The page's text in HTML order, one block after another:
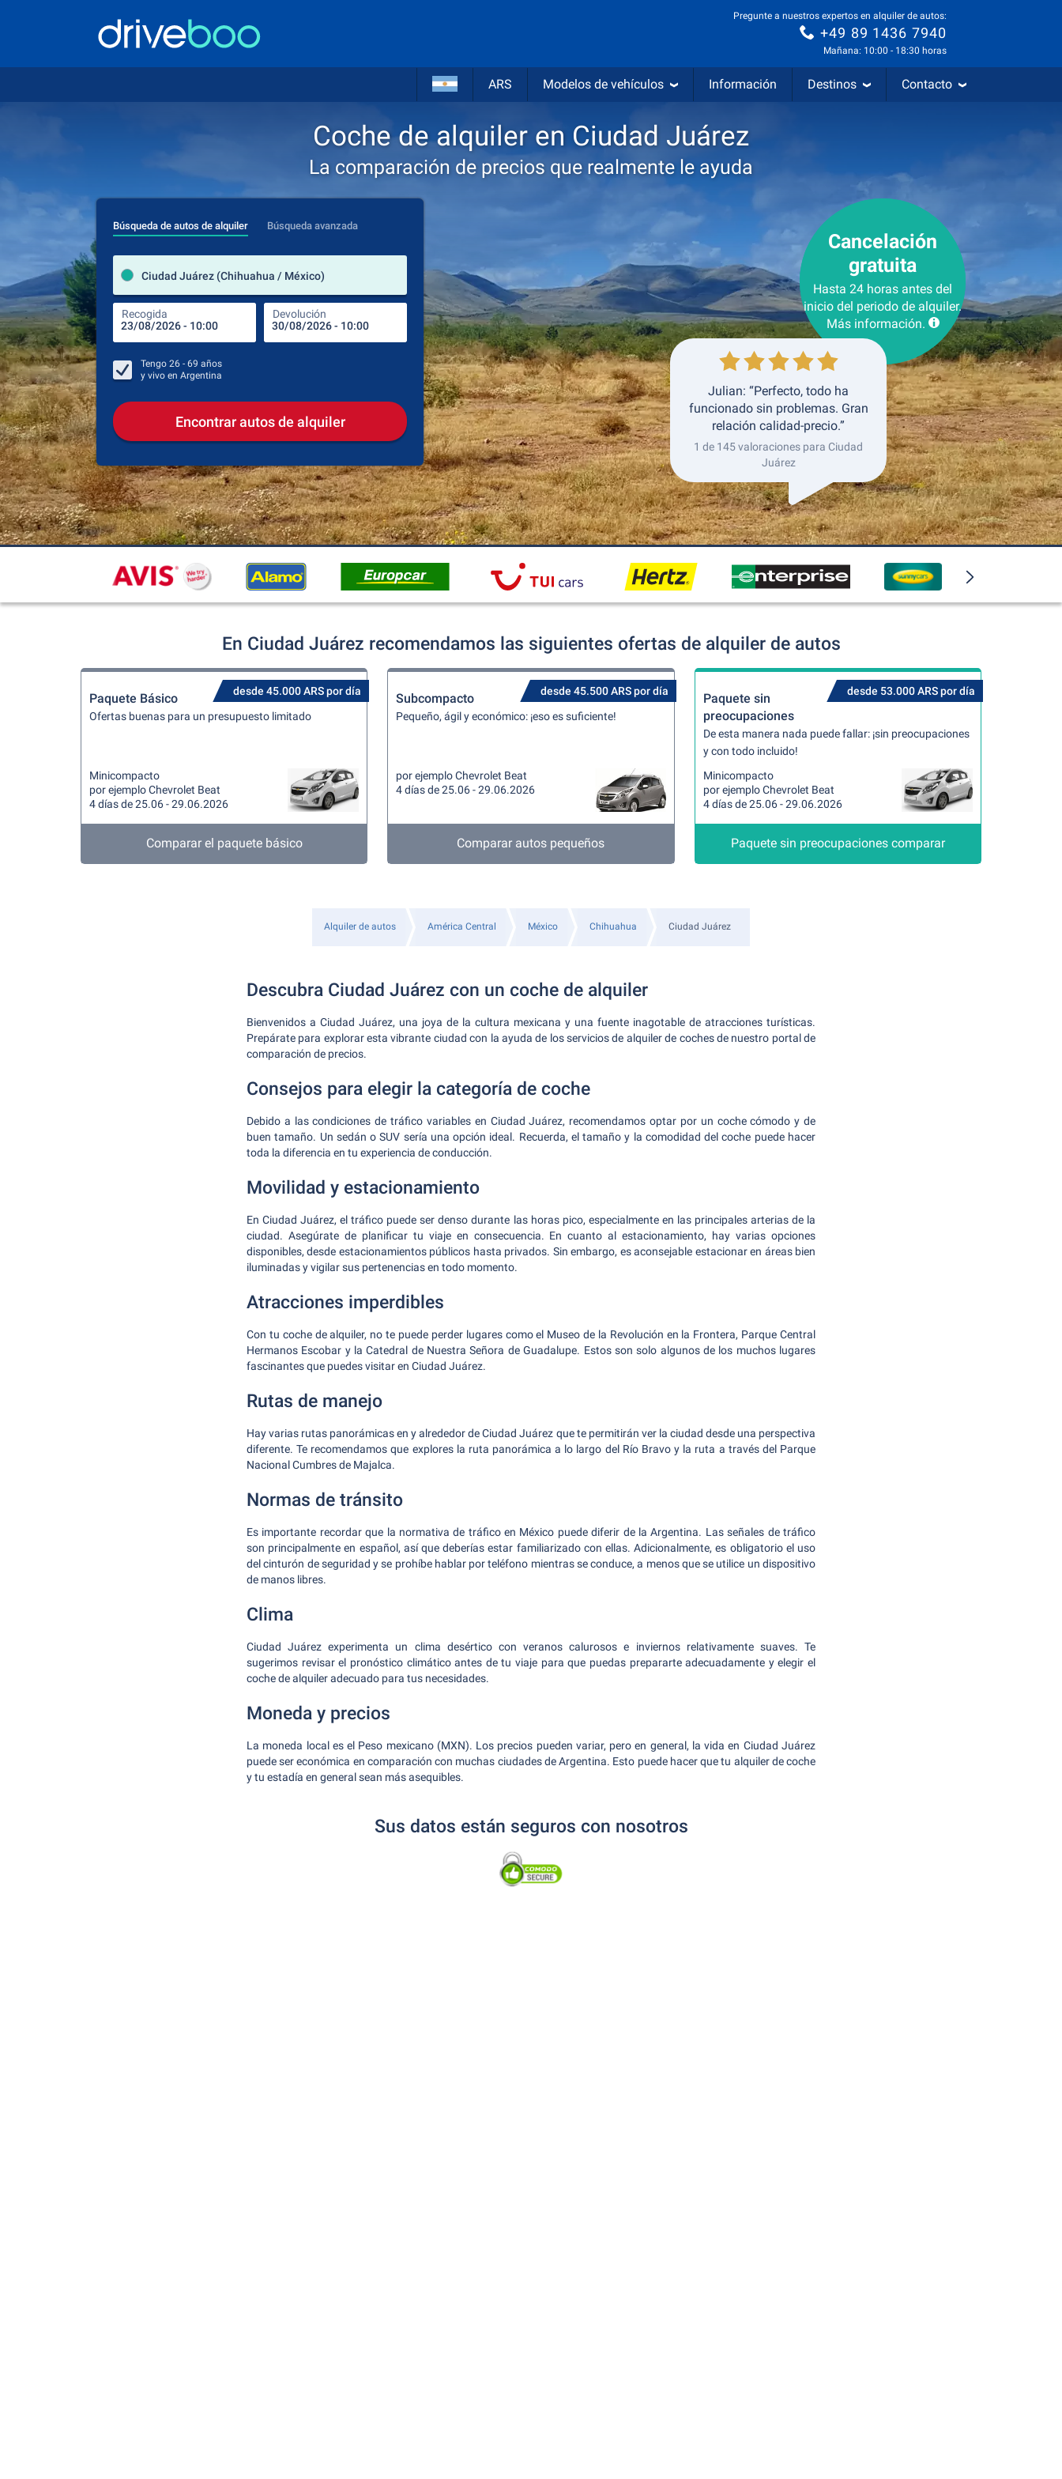
Pregunte a nuestros expertos en alquiler de autos:
+49 89 1436 7940
Mañana: 10:00 - 18:30 horas
ARS Modelos de vehículos Información Destinos Contacto
Coche de alquiler en Ciudad Juárez
La comparación de precios que realmente le ayuda
Búsqueda de autos de alquiler Búsqueda avanzada
Ciudad Juárez (Chihuahua / México)
Recogida Devolución
lugar de alquiler
Lugar de devolución
Recogida Devolución
Tengo 26 - 69 años
y vivo en Argentina
Encontrar autos de alquiler
Cancelación
gratuita
Hasta 24 horas antes del
inicio del periodo de alquiler.
Más información.
Julian: “Perfecto, todo ha
funcionado sin problemas. Gran
relación calidad-precio.”
1 de 145 valoraciones para Ciudad
Juárez
En Ciudad Juárez recomendamos las siguientes ofertas de alquiler de autos
desde 45.000 ARS por día
Paquete Básico
Ofertas buenas para un presupuesto limitado
Minicompacto
por ejemplo Chevrolet Beat
4 días de 25.06 - 29.06.2026
Comparar el paquete básico
desde 45.500 ARS por día
Subcompacto
Pequeño, ágil y económico: ¡eso es suficiente!
por ejemplo Chevrolet Beat
4 días de 25.06 - 29.06.2026
Comparar autos pequeños
desde 53.000 ARS por día
Paquete sin
preocupaciones
De esta manera nada puede fallar: ¡sin preocupaciones
y con todo incluido!
Minicompacto
por ejemplo Chevrolet Beat
4 días de 25.06 - 29.06.2026
Paquete sin preocupaciones comparar
Alquiler de autos América Central México Chihuahua Ciudad Juárez
Descubra Ciudad Juárez con un coche de alquiler
Bienvenidos a Ciudad Juárez, una joya de la cultura mexicana y una fuente inagotable de atracciones turísticas.
Prepárate para explorar esta vibrante ciudad con la ayuda de los servicios de alquiler de coches de nuestro portal de
comparación de precios.
Consejos para elegir la categoría de coche
Debido a las condiciones de tráfico variables en Ciudad Juárez, recomendamos optar por un coche cómodo y de
buen tamaño. Un sedán o SUV sería una opción ideal. Recuerda, el tamaño y la comodidad del coche puede hacer
toda la diferencia en tu experiencia de conducción.
Movilidad y estacionamiento
En Ciudad Juárez, el tráfico puede ser denso durante las horas pico, especialmente en las principales arterias de la
ciudad. Asegúrate de planificar tu viaje en consecuencia. En cuanto al estacionamiento, hay varias opciones
disponibles, desde estacionamientos públicos hasta privados. Sin embargo, es aconsejable estacionar en áreas bien
iluminadas y vigilar sus pertenencias en todo momento.
Atracciones imperdibles
Con tu coche de alquiler, no te puede perder lugares como el Museo de la Revolución en la Frontera, Parque Central
Hermanos Escobar y la Catedral de Nuestra Señora de Guadalupe. Estos son solo algunos de los muchos lugares
fascinantes que puedes visitar en Ciudad Juárez.
Rutas de manejo
Hay varias rutas panorámicas en y alrededor de Ciudad Juárez que te permitirán ver la ciudad desde una perspectiva
diferente. Te recomendamos que explores la ruta panorámica a lo largo del Río Bravo y la ruta a través del Parque
Nacional Cumbres de Majalca.
Normas de tránsito
Es importante recordar que la normativa de tráfico en México puede diferir de la Argentina. Las señales de tráfico
son principalmente en español, así que deberías estar familiarizado con ellas. Adicionalmente, es obligatorio el uso
del cinturón de seguridad y se prohíbe hablar por teléfono mientras se conduce, a menos que se utilice un dispositivo
de manos libres.
Clima
Ciudad Juárez experimenta un clima desértico con veranos calurosos e inviernos relativamente suaves. Te
sugerimos revisar el pronóstico climático antes de tu viaje para que puedas prepararte adecuadamente y elegir el
coche de alquiler adecuado para tus necesidades.
Moneda y precios
La moneda local es el Peso mexicano (MXN). Los precios pueden variar, pero en general, la vida en Ciudad Juárez
puede ser económica en comparación con muchas ciudades de Argentina. Esto puede hacer que tu alquiler de coche
y tu estadía en general sean más asequibles.
Sus datos están seguros con nosotros